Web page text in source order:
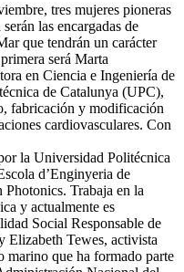
tres mujeres pioneras
las encargadas de
que tendrán un carácter
será Marta
en Ciencia e Ingeniería de
de Catalunya (UPC),
fabricación y modificación
cardiovasculares. Con
la Universidad Politécnica
d’Enginyeria de
Trabaja en la
y actualmente es
Social Responsable de
Elizabeth Tewes, activista
marino que ha formado parte